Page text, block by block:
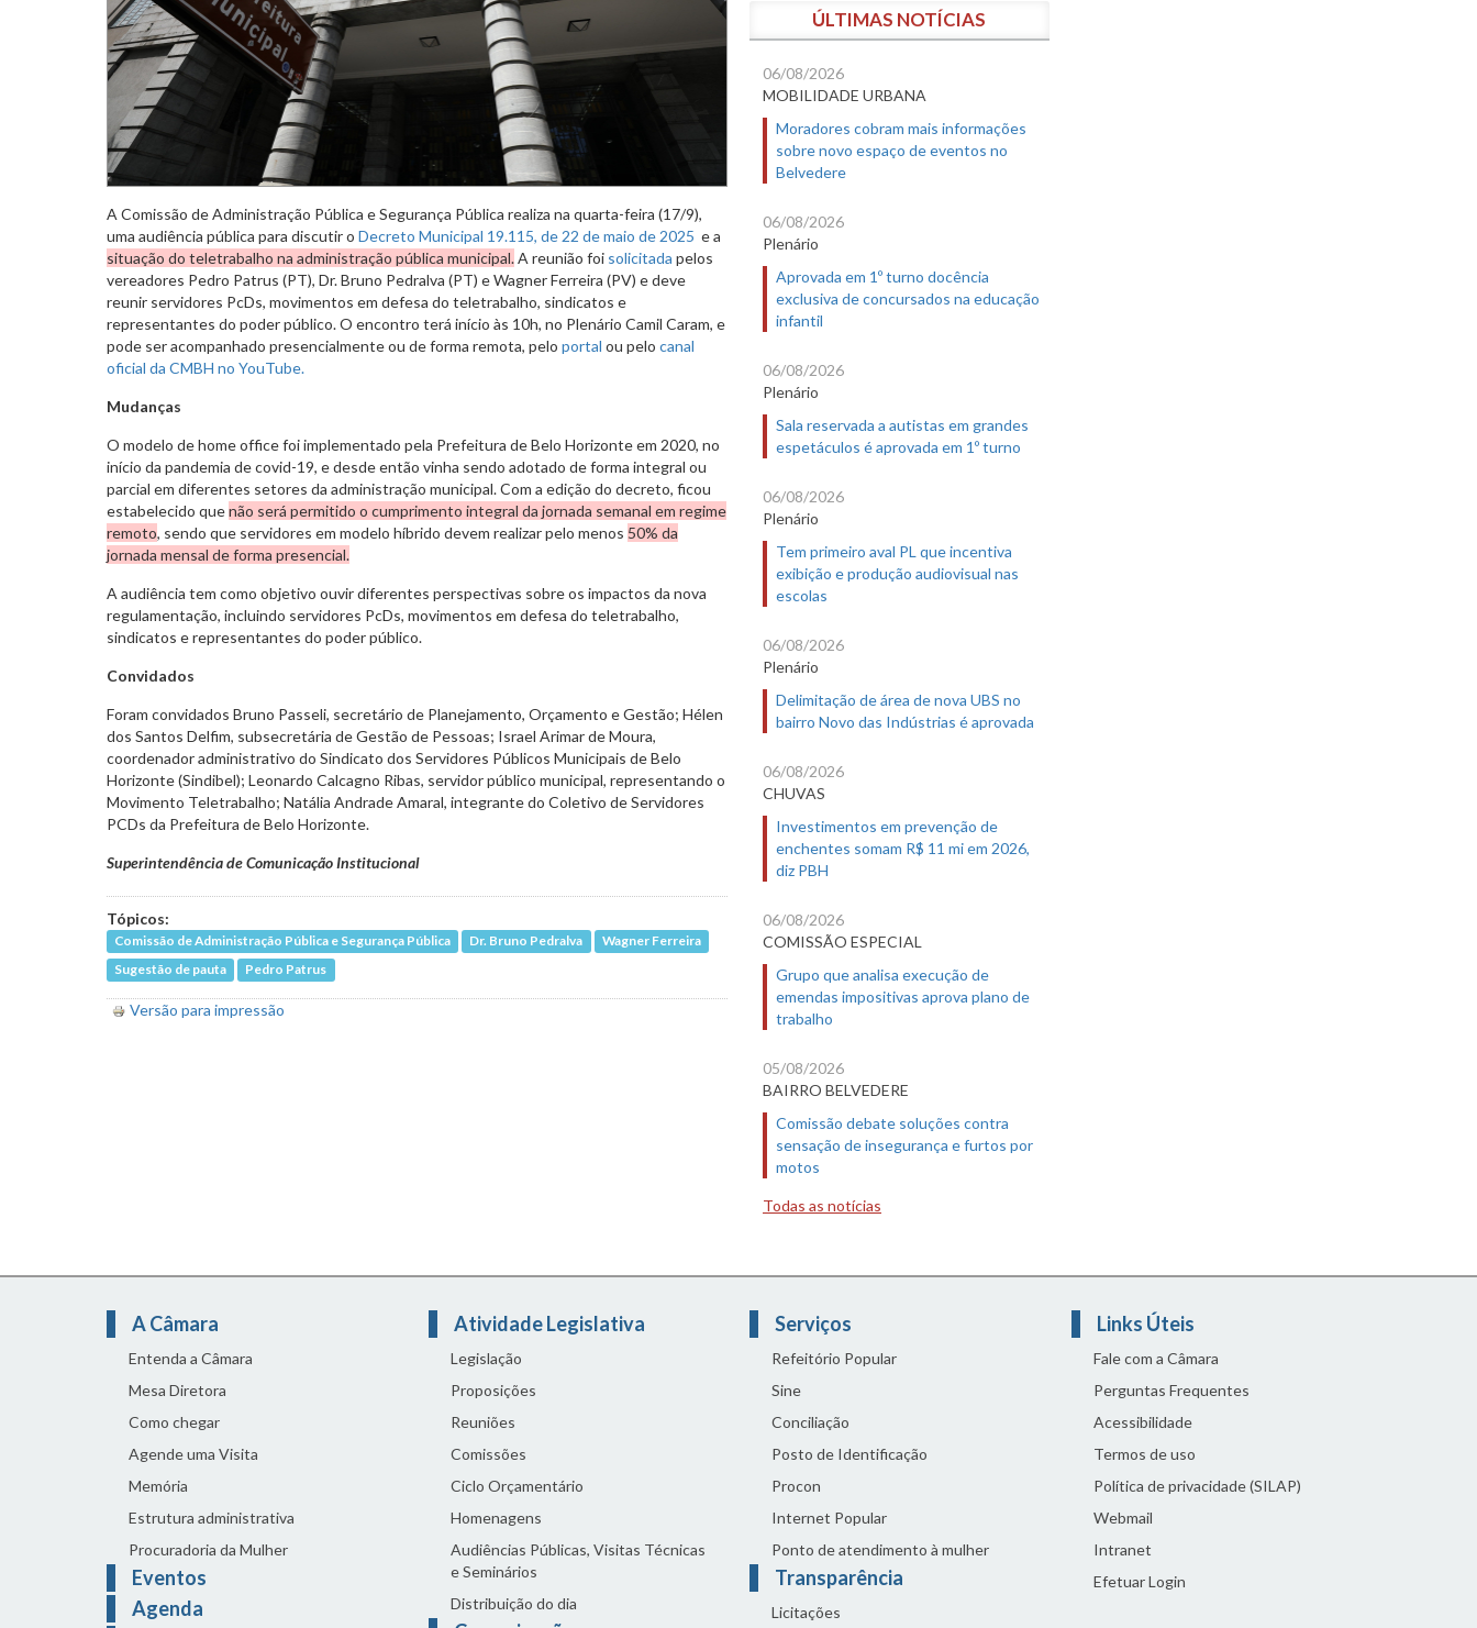
A Comissão de Administração Pública e Segurança Pública realiza na quarta-feira (17/9),
uma audiência pública para discutir o Decreto Municipal 19.115, de 22 de maio de 2025 e a
situação do teletrabalho na administração pública municipal.A reunião foi solicitada pelos
vereadores Pedro Patrus (PT), Dr. Bruno Pedralva (PT) e Wagner Ferreira (PV) e deve
reunir servidores PcDs, movimentos em defesa do teletrabalho, sindicatos e
representantes do poder público. O encontro terá início às 10h, no Plenário Camil Caram, e
pode ser acompanhado presencialmente ou de forma remota, pelo portal ou pelo canal
oficial da CMBH no YouTube.
Mudanças
O modelo de home office foi implementado pela Prefeitura de Belo Horizonte em 2020, no
início da pandemia de covid-19, e desde então vinha sendo adotado de forma integral ou
parcial em diferentes setores da administração municipal. Com a edição do decreto, ficou
estabelecido quenão será permitido o cumprimento integral da jornada semanal em regime
remoto, sendo que servidores em modelo híbrido devem realizar pelo menos 50% da
jornada mensal de forma presencial.
A audiência tem como objetivo ouvir diferentes perspectivas sobre os impactos da nova
regulamentação, incluindo servidores PcDs, movimentos em defesa do teletrabalho,
sindicatos e representantes do poder público.
Convidados
Foram convidados Bruno Passeli, secretário de Planejamento, Orçamento e Gestão; Hélen
dos Santos Delfim, subsecretária de Gestão de Pessoas; Israel Arimar de Moura,
coordenador administrativo do Sindicato dos Servidores Públicos Municipais de Belo
Horizonte (Sindibel); Leonardo Calcagno Ribas, servidor público municipal, representando o
Movimento Teletrabalho; Natália Andrade Amaral, integrante do Coletivo de Servidores
PCDs da Prefeitura de Belo Horizonte.
Superintendência de Comunicação Institucional
Tópicos:
Comissão de Administração Pública e Segurança Pública Dr. Bruno Pedralva
Wagner Ferreira
Sugestão de pauta
Pedro Patrus
Versão para impressão
ÚLTIMAS NOTÍCIAS
06/08/2026
MOBILIDADE URBANA
Moradores cobram mais informações
sobre novo espaço de eventos no
Belvedere
06/08/2026
Plenário
Aprovada em 1º turno docência
exclusiva de concursados na educação
infantil
06/08/2026
Plenário
Sala reservada a autistas em grandes
espetáculos é aprovada em 1º turno
06/08/2026
Plenário
Tem primeiro aval PL que incentiva
exibição e produção audiovisual nas
escolas
06/08/2026
Plenário
Delimitação de área de nova UBS no
bairro Novo das Indústrias é aprovada
06/08/2026
CHUVAS
Investimentos em prevenção de
enchentes somam R$ 11 mi em 2026,
diz PBH
06/08/2026
COMISSÃO ESPECIAL
Grupo que analisa execução de
emendas impositivas aprova plano de
trabalho
05/08/2026
BAIRRO BELVEDERE
Comissão debate soluções contra
sensação de insegurança e furtos por
motos
Todas as notícias
A Câmara
Entenda a Câmara
Mesa Diretora
Como chegar
Agende uma Visita
Memória
Estrutura administrativa
Procuradoria da Mulher
Eventos
Agenda
Atividade Legislativa
Legislação
Proposições
Reuniões
Comissões
Ciclo Orçamentário
Homenagens
Audiências Públicas, Visitas Técnicas
e Seminários
Distribuição do dia
Serviços
Refeitório Popular
Sine
Conciliação
Posto de Identificação
Procon
Internet Popular
Ponto de atendimento à mulher
Transparência
Licitações
Links Úteis
Fale com a Câmara
Perguntas Frequentes
Acessibilidade
Termos de uso
Política de privacidade (SILAP)
Webmail
Intranet
Efetuar Login